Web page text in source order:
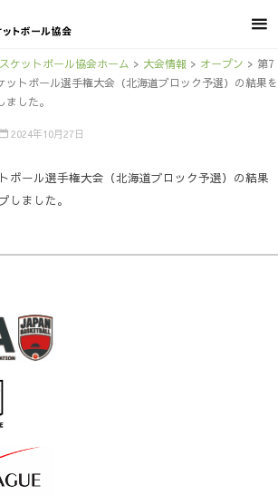
ケットボール協会ホーム > 大会情報 > オープン > 第7
トボール選手権大会（北海道ブロック予選）の結果を
ました。
2024年10月27日
ボール選手権大会（北海道ブロック予選）の結果
しました。